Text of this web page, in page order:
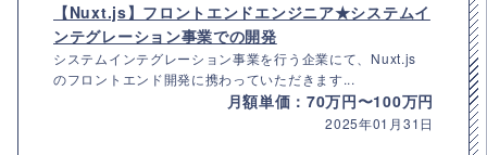
【Nuxt.js】フロントエンドエンジニア★システムイ
ンテグレーション事業での開発
システムインテグレーション事業を行う企業にて、Nuxt.js
のフロントエンド開発に携わっていただきます...
月額単価：70万円〜100万円
2025年01月31日